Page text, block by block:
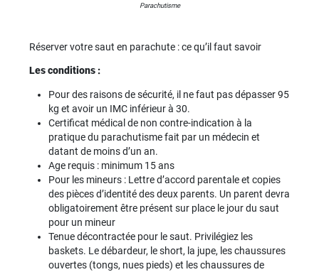
Parachutisme
Réserver votre saut en parachute : ce qu’il faut savoir
Les conditions :
Pour des raisons de sécurité, il ne faut pas dépasser 95
kg et avoir un IMC inférieur à 30.
Certificat médical de non contre-indication à la
pratique du parachutisme fait par un médecin et
datant de moins d’un an.
Age requis : minimum 15 ans
Pour les mineurs : Lettre d’accord parentale et copies
des pièces d’identité des deux parents. Un parent devra
obligatoirement être présent sur place le jour du saut
pour un mineur
Tenue décontractée pour le saut. Privilégiez les
baskets. Le débardeur, le short, la jupe, les chaussures
ouvertes (tongs, nues pieds) et les chaussures de